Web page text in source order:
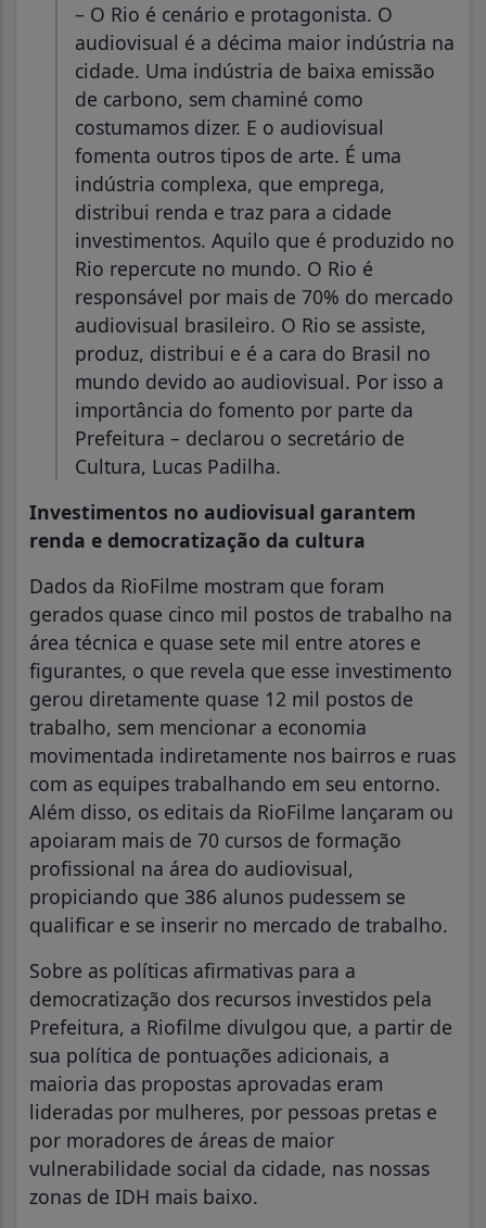
– O Rio é cenário e protagonista. O
audiovisual é a décima maior indústria na
cidade. Uma indústria de baixa emissão
de carbono, sem chaminé como
costumamos dizer. E o audiovisual
fomenta outros tipos de arte. É uma
indústria complexa, que emprega,
distribui renda e traz para a cidade
investimentos. Aquilo que é produzido no
Rio repercute no mundo. O Rio é
responsável por mais de 70% do mercado
audiovisual brasileiro. O Rio se assiste,
produz, distribui e é a cara do Brasil no
mundo devido ao audiovisual. Por isso a
importância do fomento por parte da
Prefeitura – declarou o secretário de
Cultura, Lucas Padilha.
Investimentos no audiovisual garantem
renda e democratização da cultura
Dados da RioFilme mostram que foram
gerados quase cinco mil postos de trabalho na
área técnica e quase sete mil entre atores e
figurantes, o que revela que esse investimento
gerou diretamente quase 12 mil postos de
trabalho, sem mencionar a economia
movimentada indiretamente nos bairros e ruas
com as equipes trabalhando em seu entorno.
Além disso, os editais da RioFilme lançaram ou
apoiaram mais de 70 cursos de formação
profissional na área do audiovisual,
propiciando que 386 alunos pudessem se
qualificar e se inserir no mercado de trabalho.
Sobre as políticas afirmativas para a
democratização dos recursos investidos pela
Prefeitura, a Riofilme divulgou que, a partir de
sua política de pontuações adicionais, a
maioria das propostas aprovadas eram
lideradas por mulheres, por pessoas pretas e
por moradores de áreas de maior
vulnerabilidade social da cidade, nas nossas
zonas de IDH mais baixo.